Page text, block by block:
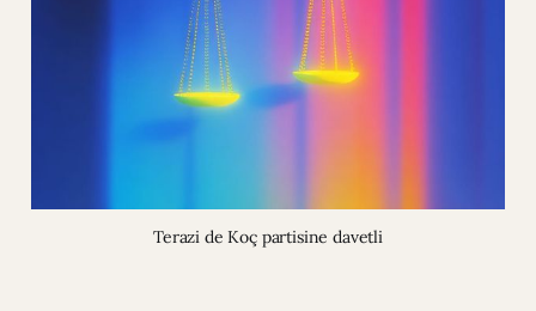
Terazi de Koç partisine davetli